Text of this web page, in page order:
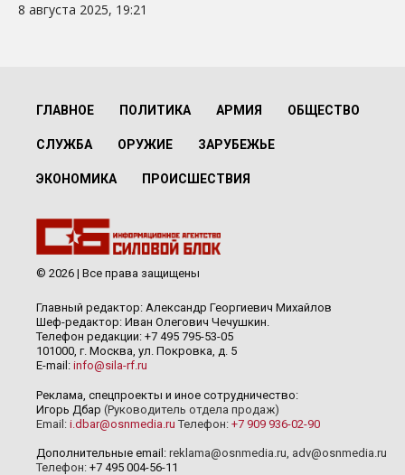
8 августа 2025, 19:21
ГЛАВНОЕ ПОЛИТИКА АРМИЯ ОБЩЕСТВО
СЛУЖБА ОРУЖИЕ ЗАРУБЕЖЬЕ
ЭКОНОМИКА ПРОИСШЕСТВИЯ
© 2026 | Все права защищены
Главный редактор: Александр Георгиевич Михайлов
Шеф-редактор: Иван Олегович Чечушкин.
Телефон редакции: +7 495 795-53-05
101000, г. Москва, ул. Покровка, д. 5
E-mail: info@sila-rf.ru
Реклама, спецпроекты и иное сотрудничество:
Игорь Дбар (Руководитель отдела продаж)
Email: i.dbar@osnmedia.ru Телефон: +7 909 936-02-90
Дополнительные email: reklama@osnmedia.ru, adv@osnmedia.ru
Телефон: +7 495 004-56-11